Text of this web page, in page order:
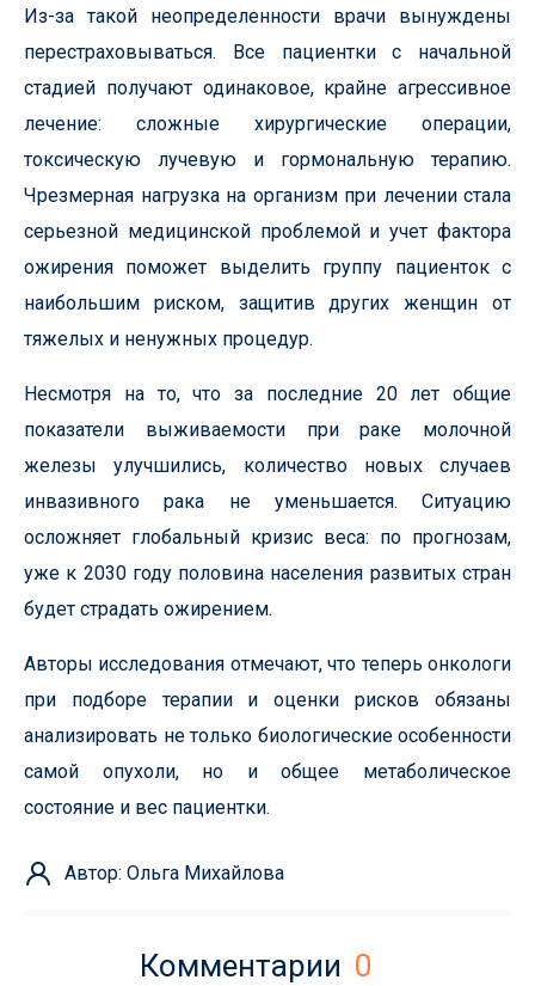
Из-за такой неопределенности врачи вынуждены
перестраховываться. Все пациентки с начальной
стадией получают одинаковое, крайне агрессивное
лечение: сложные хирургические операции,
токсическую лучевую и гормональную терапию.
Чрезмерная нагрузка на организм при лечении стала
серьезной медицинской проблемой и учет фактора
ожирения поможет выделить группу пациенток с
наибольшим риском, защитив других женщин от
тяжелых и ненужных процедур.
Несмотря на то, что за последние 20 лет общие
показатели выживаемости при раке молочной
железы улучшились, количество новых случаев
инвазивного рака не уменьшается. Ситуацию
осложняет глобальный кризис веса: по прогнозам,
уже к 2030 году половина населения развитых стран
будет страдать ожирением.
Авторы исследования отмечают, что теперь онкологи
при подборе терапии и оценки рисков обязаны
анализировать не только биологические особенности
самой опухоли, но и общее метаболическое
состояние и вес пациентки.
Автор: Ольга Михайлова
Комментарии 0